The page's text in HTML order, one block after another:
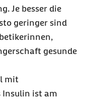
Je besser die
geringer sind
gesunde
mit
Insulin ist am